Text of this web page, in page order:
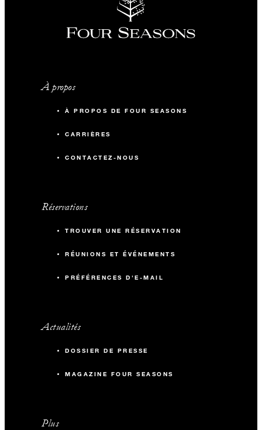
À propos
À PROPOS DE FOUR SEASONS
CARRIÈRES
CONTACTEZ-NOUS
Réservations
TROUVER UNE RÉSERVATION
RÉUNIONS ET ÉVÉNEMENTS
PRÉFÉRENCES D'E-MAIL
Actualités
DOSSIER DE PRESSE
MAGAZINE FOUR SEASONS
Plus